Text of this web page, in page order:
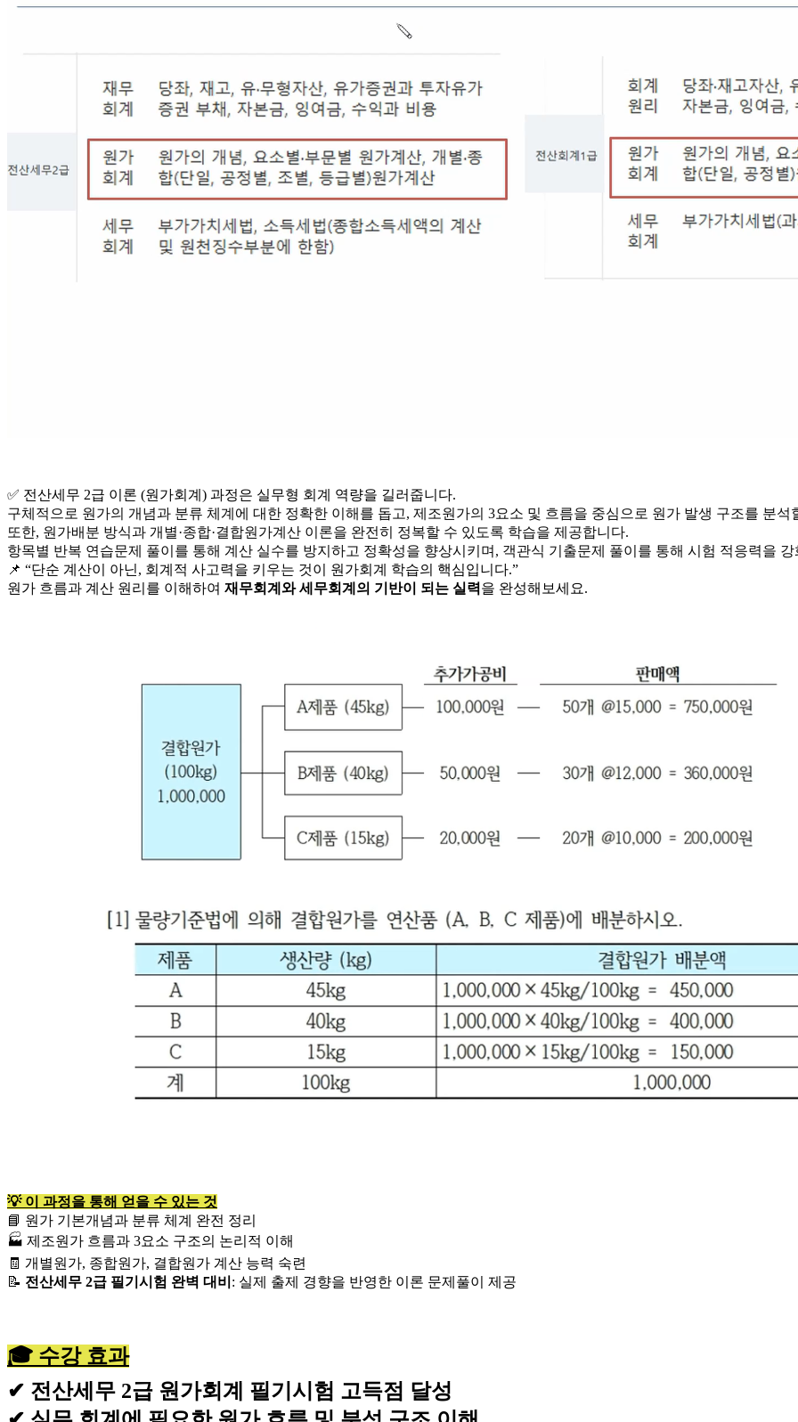
✅ 전산세무 2급 이론 (원가회계) 과정은 실무형 회계 역량을 길러줍니다.
구체적으로 원가의 개념과 분류 체계에 대한 정확한 이해를 돕고, 제조원가의 3요소 및 흐름을 중심으로 원가 발생 구조를 분석
또한, 원가배분 방식과 개별·종합·결합원가계산 이론을 완전히 정복할 수 있도록 학습을 제공합니다.
항목별 반복 연습문제 풀이를 통해 계산 실수를 방지하고 정확성을 향상시키며, 객관식 기출문제 풀이를 통해 시험 적응력을
📌 “단순 계산이 아닌, 회계적 사고력을 키우는 것이 원가회계 학습의 핵심입니다.”
원가 흐름과 계산 원리를 이해하여 재무회계와 세무회계의 기반이 되는 실력을 완성해보세요.
💡 이 과정을 통해 얻을 수 있는 것
📘 원가 기본개념과 분류 체계 완전 정리
🏭 제조원가 흐름과 3요소 구조의 논리적 이해
🧾 개별원가, 종합원가, 결합원가 계산 능력 숙련
📝 전산세무 2급 필기시험 완벽 대비 : 실제 출제 경향을 반영한 이론 문제풀이 제공
🎓 수강 효과
✔ 전산세무 2급 원가회계 필기시험 고득점 달성